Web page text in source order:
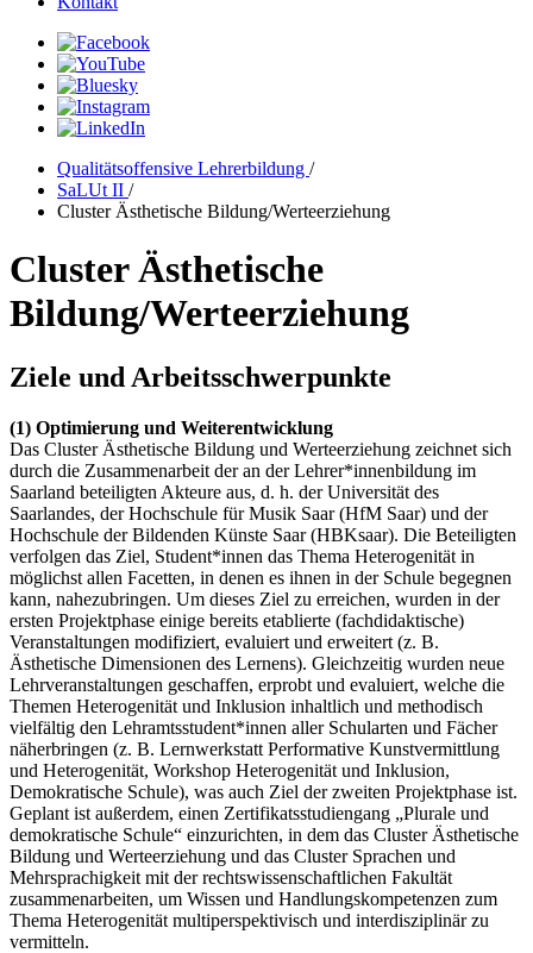
Qualitätsoffensive Lehrerbildung /
SaLUt II /
Cluster Ästhetische Bildung/Werteerziehung
Cluster Ästhetische
Bildung/Werteerziehung
Ziele und Arbeitsschwerpunkte
(1) Optimierung und Weiterentwicklung
Das Cluster Ästhetische Bildung und Werteerziehung zeichnet sich
durch die Zusammenarbeit der an der Lehrer*innenbildung im
Saarland beteiligten Akteure aus, d. h. der Universität des
Saarlandes, der Hochschule für Musik Saar (HfM Saar) und der
Hochschule der Bildenden Künste Saar (HBKsaar). Die Beteiligten
verfolgen das Ziel, Student*innen das Thema Heterogenität in
möglichst allen Facetten, in denen es ihnen in der Schule begegnen
kann, nahezubringen. Um dieses Ziel zu erreichen, wurden in der
ersten Projektphase einige bereits etablierte (fachdidaktische)
Veranstaltungen modifiziert, evaluiert und erweitert (z. B.
Ästhetische Dimensionen des Lernens). Gleichzeitig wurden neue
Lehrveranstaltungen geschaffen, erprobt und evaluiert, welche die
Themen Heterogenität und Inklusion inhaltlich und methodisch
vielfältig den Lehramtsstudent*innen aller Schularten und Fächer
näherbringen (z. B. Lernwerkstatt Performative Kunstvermittlung
und Heterogenität, Workshop Heterogenität und Inklusion,
Demokratische Schule), was auch Ziel der zweiten Projektphase ist.
Geplant ist außerdem, einen Zertifikatsstudiengang „Plurale und
demokratische Schule“ einzurichten, in dem das Cluster Ästhetische
Bildung und Werteerziehung und das Cluster Sprachen und
Mehrsprachigkeit mit der rechtswissenschaftlichen Fakultät
zusammenarbeiten, um Wissen und Handlungskompetenzen zum
Thema Heterogenität multiperspektivisch und interdisziplinär zu
vermitteln.